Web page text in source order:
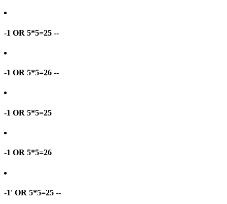
-1 OR 5*5=25 --
-1 OR 5*5=26 --
-1 OR 5*5=25
-1 OR 5*5=26
-1' OR 5*5=25 --